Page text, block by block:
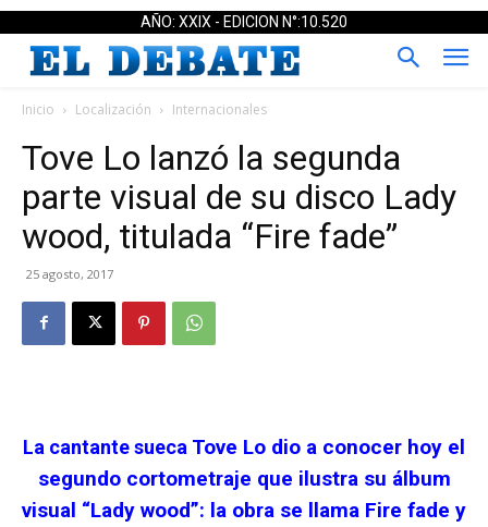
AÑO: XXIX - EDICION N°:10.520
Inicio Localización Internacionales
Tove Lo lanzó la segunda
parte visual de su disco Lady
wood, titulada “Fire fade”
25 agosto, 2017
La cantante sueca Tove Lo dio a conocer hoy el
segundo cortometraje que ilustra su álbum
visual “Lady wood”: la obra se llama Fire fade y